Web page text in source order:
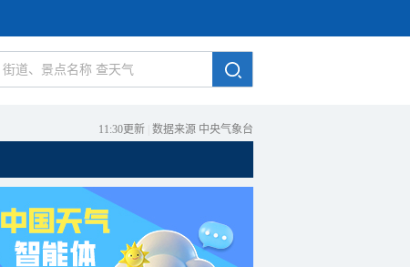
11:30更新 数据来源 中央气象台